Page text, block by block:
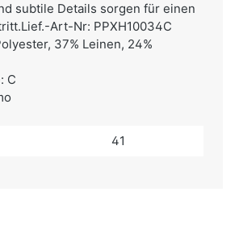
subtile Details sorgen für einen
Art-Nr: PPXH10034C
37% Leinen, 24%
C
41